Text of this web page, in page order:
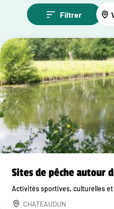
Filtrer
Sites de pêche autour
Activités sportives, culturelles
CHATEAUDUN